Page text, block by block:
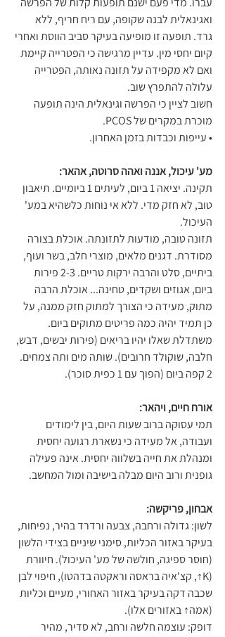
ואגינאלית לבנה שקופה, עם ריח חריף, ללא
גרד. תופעה זו מופיעה בעיקר סביב הווסת ואחרי
קיום יחסי מין. עדיין מרגישה כי הפטרייה קיימת
ואם לא מקפידה על תזונה נאותה, הפטרייה
עלולה להתפרץ שוב.
חשוב לציין כי הפרשה וגינאלית הינה תופעה
מוכרת במקרים של PCOS.
• עייפות וכבדות בזמן האחרון.
מע' עיכול, אננה ואהה סרוטה, אהאר:
תקינה. יציאה 1 ביום, לעיתים 1 ביומיים. תיאבון
טוב, לא חזק מדי. ללא אי נוחות כלשהיא במע'
העיכול.
תזונה טובה, מודעות לתזונתה. אוכלת בצורה
מסודרת. דגנים מלאים, מוצרי חלב, בשר ועוף,
ביתיים, סלט והרבה ירקות טריים. 2-3 פירות
ביום, אגוזים ושקדים, טחינה... אוכלת הרבה
מתוק, מעידה כי הצורך למתוק חזק ממנה, על
כן תמיד יהיה כמה פריטים מתוקים ביום.
משתדלת שאלו יהיו בריאים (פירות יבשים, דבש,
חלבה, שוקולד חרובים). שותה מים ותה צמחים.
2 קפה ביום (הפוך עם 1 כפית סוכר).
אורח חיים, ויהאר:
תמי עסוקה ברוב שעות היום, בין לימודים
ועבודה, אל מעידה כי נשארת רגועה יחסית
ומנהלת את חייה בשלווה יחסית. אינה פעילה
גופנית ורוב היום מבלה בישיבה ומול המחשב.
אבחון, פריקשה:
לשון: גדולה ורחבה, צבעה ורדרד בהיר, נפיחות,
בעיקר באזור הכליות, סימני שיניים בצידי הלשון
(חוסר ספיגה, חולשה של מע' העיכול). חיוורת
(K↑, קצ'איה בראסה וראקטה בדהטו), חיפוי לבן
שכבה דקה בעיקר באזור האחורי, מעיים וכליות
(אמה↑ באזורים אלו).
דופק: עוצמה חלשה ורחב, לא סדיר, מהיר